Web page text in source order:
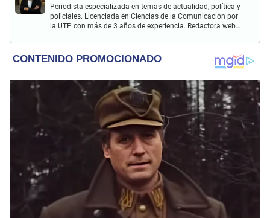
Periodista especializada en temas de actualidad, política y
policiales. Licenciada en Ciencias de la Comunicación por
la UTP con más de 3 años de experiencia. Redactora web
en temas relacionados con misterios, películas y series
policiales.